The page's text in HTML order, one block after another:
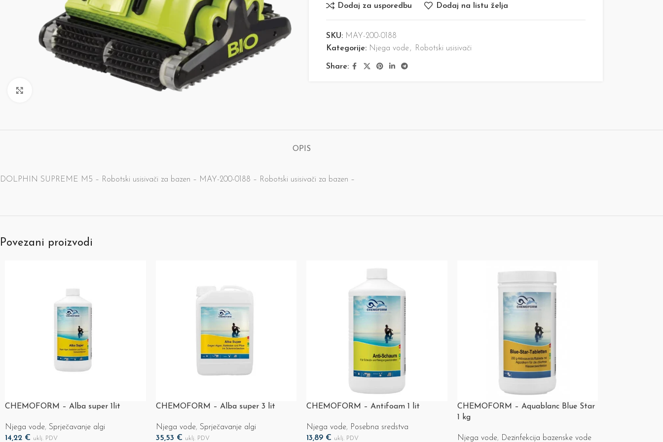
Dodaj za usporedbu Dodaj na listu želja
SKU: MAY-200-0188
Kategorije: Njega vode, Robotski usisivači
Share:
OPIS
DOLPHIN SUPREME M5 – Robotski usisivači za bazen – MAY-200-0188 – Robotski usisivači za bazen –
Povezani proizvodi
CHEMOFORM – Alba super 1lit
Njega vode, Sprječavanje algi
14,22 € uklj. PDV
CHEMOFORM – Alba super 3 lit
Njega vode, Sprječavanje algi
35,53 € uklj. PDV
CHEMOFORM – Antifoam 1 lit
Njega vode, Posebna sredstva
13,89 € uklj. PDV
CHEMOFORM – Aquablanc Blue Star
1 kg
Njega vode, Dezinfekcija bazenske vode